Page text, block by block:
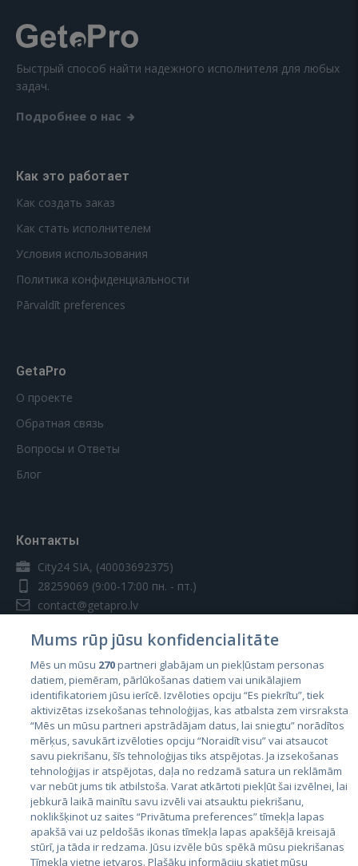
Быстрый способ найти надежного исполнителя для любых
задач.
Подробнее о нас
Как это работает
Как создать заказ
Как стать исполнителем
Условия использования
Политика конфиденциальности
Pārvaldīt preferences
GetaPro
О проекте
Обратная связь
Вопросы и Ответы
Блог
Контакты
City24 SIA, (40003692375)
28259069 (9:00-17:00 пн. - пт.)
contact@getapro.lv
Страны
Эстония
Латвия
Литва
Mums rūp jūsu konfidencialitāte
Mēs un mūsu 270partneri glabājam un piekļūstam personas
datiem, piemēram, pārlūkošanas datiem vai unikālajiem
identifikatoriem jūsu ierīcē. Izvēloties opciju “Es piekrītu”, tiek
aktivizētas izsekošanas tehnoloģijas, kas atbalsta zem virsraksta
“Mēs un mūsu partneri apstrādājam datus, lai sniegtu” norādītos
mērķus, savukārt izvēloties opciju “Noraidīt visu” vai atsaucot
savu piekrišanu, šīs tehnoloģijas tiks atspējotas. Ja izsekošanas
tehnoloģijas ir atspējotas, daļa no redzamā satura un reklāmām
var nebūt jums tik atbilstoša. Varat atkārtoti piekļūt šai izvēlnei, lai
jebkurā laikā mainītu savu izvēli vai atsauktu piekrišanu,
noklikšķinot uz saites “Privātuma preferences” tīmekļa lapas
apakšā vai uz peldošās ikonas tīmekļa lapas apakšējā kreisajā
stūrī, ja tāda ir redzama. Jūsu izvēle būs spēkā mūsu piekrišanas
Tīmekļa vietne ietvaros. Plašāku informāciju skatiet mūsu